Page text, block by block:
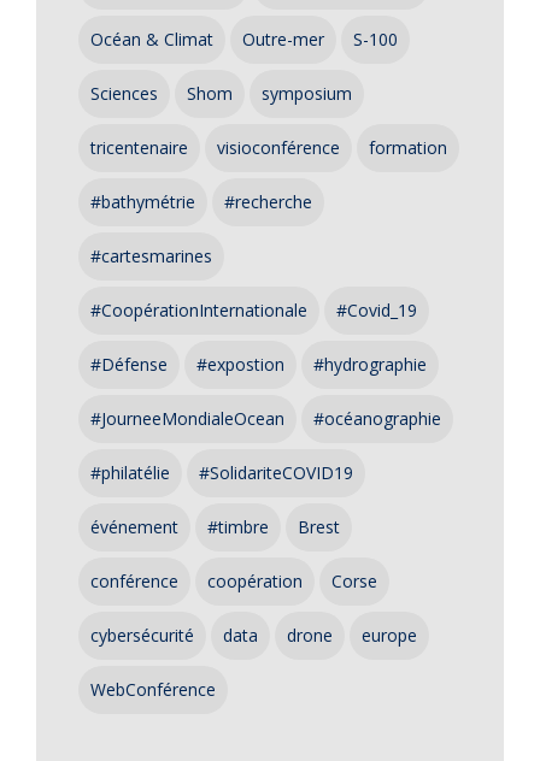
Océan & Climat Outre-mer S-100
Sciences Shom symposium
tricentenaire visioconférence formation
#bathymétrie #recherche
#cartesmarines
#CoopérationInternationale #Covid_19
#Défense #expostion #hydrographie
#JourneeMondialeOcean #océanographie
#philatélie #SolidariteCOVID19
événement #timbre Brest
conférence coopération Corse
cybersécurité data drone europe
WebConférence